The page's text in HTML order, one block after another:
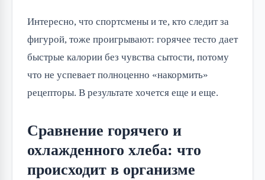
Интересно, что спортсмены и те, кто следит за
фигурой, тоже проигрывают: горячее тесто дает
быстрые калории без чувства сытости, потому
что не успевает полноценно «накормить»
рецепторы. В результате хочется еще и еще.
Сравнение горячего и
охлажденного хлеба: что
происходит в организме